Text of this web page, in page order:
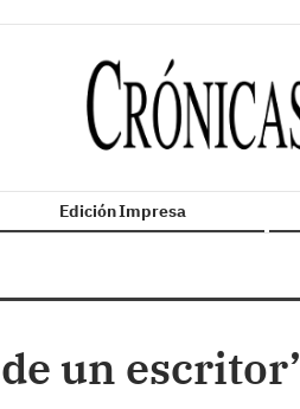
Edición Impresa
un escritor’